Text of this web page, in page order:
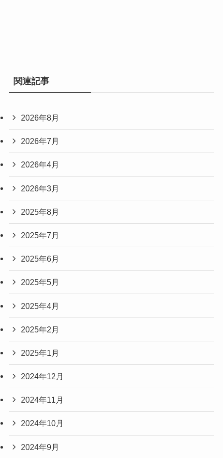
関連記事
2026年8月
2026年7月
2026年4月
2026年3月
2025年8月
2025年7月
2025年6月
2025年5月
2025年4月
2025年2月
2025年1月
2024年12月
2024年11月
2024年10月
2024年9月